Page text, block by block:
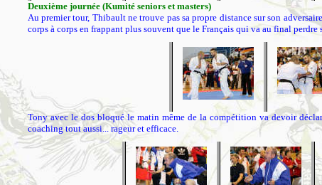
Deuxième journée (Kumité seniors et masters)
Au premier tour, Thibault ne trouve pas sa propre distance sur son
corps à corps en frappant plus souvent que le Français qui va au final perdre
Tony avec le dos bloqué le matin même de la compétition va devoir
coaching tout aussi... rageur et efficace.